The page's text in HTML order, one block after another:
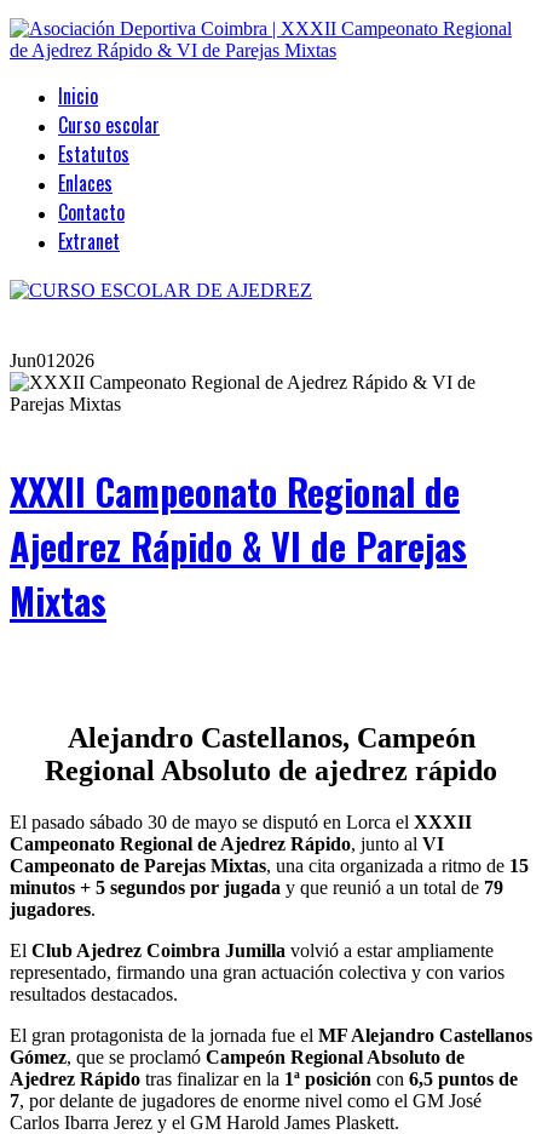
Inicio
Curso escolar
Estatutos
Enlaces
Contacto
Extranet
Jun01 2026
XXXII Campeonato Regional de
Ajedrez Rápido & VI de Parejas
Mixtas
Alejandro Castellanos, Campeón
Regional Absoluto de ajedrez rápido
El pasado sábado 30 de mayo se disputó en Lorca el XXXII
Campeonato Regional de Ajedrez Rápido, junto al VI
Campeonato de Parejas Mixtas, una cita organizada a ritmo de 15
minutos + 5 segundos por jugada y que reunió a un total de 79
jugadores.
El Club Ajedrez Coimbra Jumilla volvió a estar ampliamente
representado, firmando una gran actuación colectiva y con varios
resultados destacados.
El gran protagonista de la jornada fue el MF Alejandro Castellanos
Gómez, que se proclamó Campeón Regional Absoluto de
Ajedrez Rápido tras finalizar en la 1ª posición con 6,5 puntos de
7, por delante de jugadores de enorme nivel como el GM José
Carlos Ibarra Jerez y el GM Harold James Plaskett.